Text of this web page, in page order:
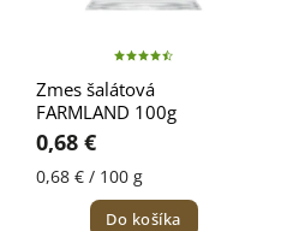
Zmes šalátová
FARMLAND 100g
0,68 €
0,68 € / 100 g
Do košíka